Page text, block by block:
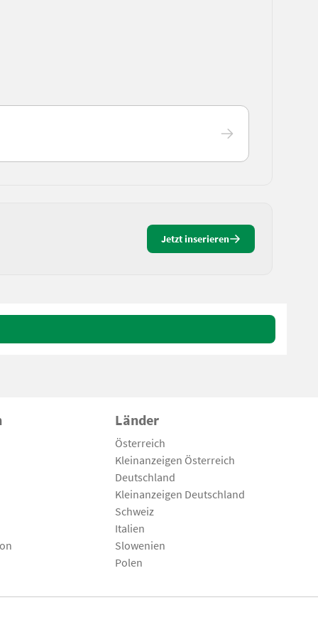
Jetzt inserieren
Länder
Österreich
Kleinanzeigen Österreich
Deutschland
Kleinanzeigen Deutschland
Schweiz
Italien
Slowenien
Polen